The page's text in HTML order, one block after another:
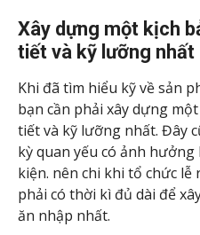
Xây dựng một kịch
tiết và kỹ lưỡng nhất
Khi đã tìm hiểu kỹ về sản
bạn cần phải xây dựng
tiết và kỹ lưỡng nhất. Đây
kỳ quan yếu có ảnh
kiện. nên chi khi tổ chức lễ
phải có thời kì đủ dài để
ăn nhập nhất.